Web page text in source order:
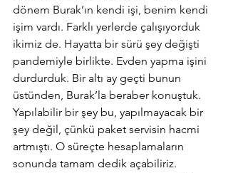
dönem Burak’ın kendi işi, benim kendi
işim vardı. Farklı yerlerde çalışıyorduk
ikimiz de. Hayatta bir sürü şey değişti
pandemiyle birlikte. Evden yapma işini
durdurduk. Bir altı ay geçti bunun
üstünden, Burak’la beraber konuştuk.
Yapılabilir bir şey bu, yapılmayacak bir
şey değil, çünkü paket servisin hacmi
artmıştı. O süreçte hesaplamaların
sonunda tamam dedik açabiliriz.